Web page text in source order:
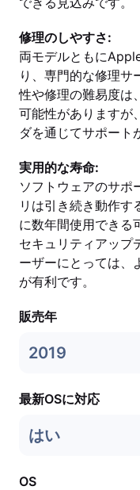
修理のしやすさ:
両モデルともに
り、専門的な修理サ
性や修理の難易度は
可能性がありますが
ダを通じてサポート
実用的な寿命:
ソフトウェアのサポ
リは引き続き動作す
に数年間使用できる
セキュリティアップ
ーザーにとっては
が有利です。
販売年
2019
最新OSに対応
はい
OS